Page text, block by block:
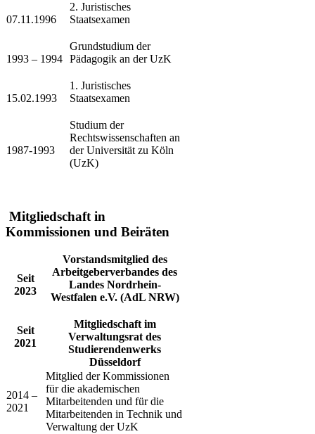
07.11.1996
2. Juristisches
Staatsexamen
1993 – 1994
Grundstudium der
Pädagogik an der UzK
15.02.1993
1. Juristisches
Staatsexamen
​​1987-1993
Studium der
Rechtswissenschaften an
der Universität zu Köln
(UzK)
Mitgliedschaft in
Kommissionen und Beiräten​
​Seit
2023
​Vorstandsmitglied des
Arbeitgeberverbandes des
Landes Nordrhein-
Westfalen e.V. (AdL NRW)
​Seit
2021
​Mitgliedschaft im
Verwaltungsrat des
Studierendenwerks
Düsseldorf
2014 –
2021​
Mitglied der Kommissionen
für die akademischen
Mitarbeitenden und für die
Mitarbeitenden in Technik und
Verwaltung der UzK